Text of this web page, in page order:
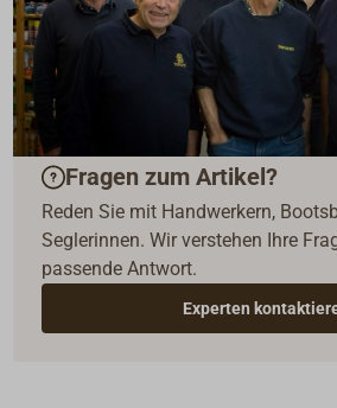
Fragen zum Artikel?
Reden Sie mit Handwerkern,
Seglerinnen. Wir verstehen Ihre
passende Antwort.
Experten